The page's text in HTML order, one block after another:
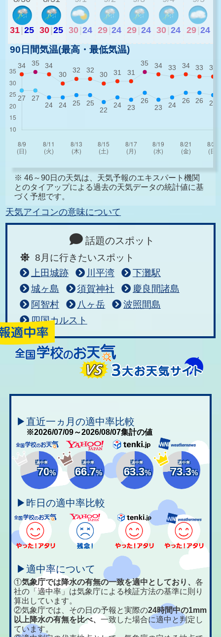
31 25 30 25 30 24 29 24 29 24 30 24 29 24
90日間気温(最高・最低気温)
※ 46～90日の天気は、天気予報のエキスパート機関
とのタイアップによる過去の天気データの統計値に基
づく予想です。
天気アイコンの意味について
話題のスポット
8月に行きたいスポット
上田城跡
川平湾
下灘駅
城ヶ島
須賀神社
慶良間諸島
阿智村
八ヶ岳
波照間島
四国カルスト
▶直近一ヵ月の適中率比較
※2026/07/09～2026/08/07集計の値
適中率
70%
適中率
66.7%
適中率
63.3%
適中率
73.3%
▶昨日の適中率比較
▶適中率について
①気象庁では降水の有無の一致を適中としており、各
社の「適中率」は気象庁による検証方法の基準に則り
算出しています。
②気象庁では、その日の予報と実際の24時間中の1mm
以上降水の有無を比べ、一致した場合に適中と判定し
ています。